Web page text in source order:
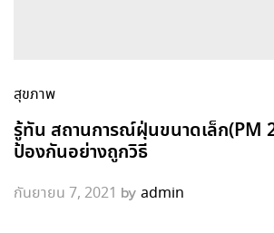
สุขภาพ
รู้ทัน สถานการณ์ฝุ่นขนาดเล็ก(PM
ป้องกันอย่างถูกวิธี
กันยายน 7, 2021 by admin